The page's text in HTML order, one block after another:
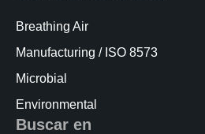
Breathing Air
Manufacturing / ISO 8573
Microbial
Environmental
Buscar en